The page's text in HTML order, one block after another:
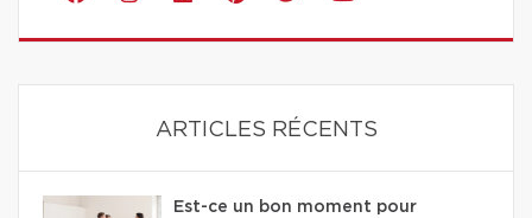
ARTICLES RÉCENTS
Est-ce un bon moment pour